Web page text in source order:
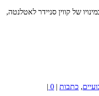
של קווין סניידר לאטלנטה,
, כתבות |
0
|